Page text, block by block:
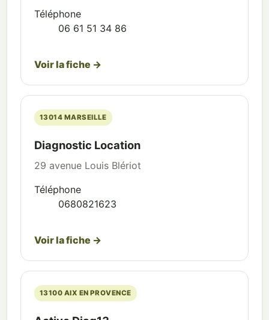
Téléphone
06 61 51 34 86
Voir la fiche →
13014 MARSEILLE
Diagnostic Location
29 avenue Louis Blériot
Téléphone
0680821623
Voir la fiche →
13100 AIX EN PROVENCE